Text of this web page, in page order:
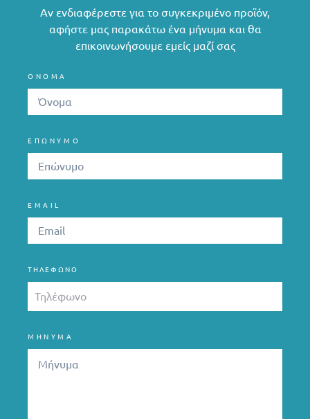
Αν ενδιαφέρεστε για το συγκεκριμένο προϊόν,
αφήστε μας παρακάτω ένα μήνυμα και θα
επικοινωνήσουμε εμείς μαζί σας
ΟΝΟΜΑ
ΕΠΩΝΥΜΟ
EMAIL
ΤΗΛΈΦΩΝΟ
ΜΗΝΥΜΑ